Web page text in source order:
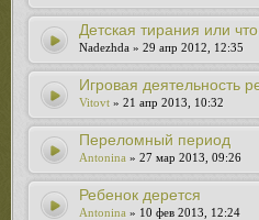
Детская тирания или
Nadezhda » 29 апр 2012, 12:35
Игровая деятельность
Vitovt » 21 апр 2013, 10:32
Переломный период
Antonina » 27 мар 2013, 09:26
Ребенок дерется
Antonina » 10 фев 2013, 12:24